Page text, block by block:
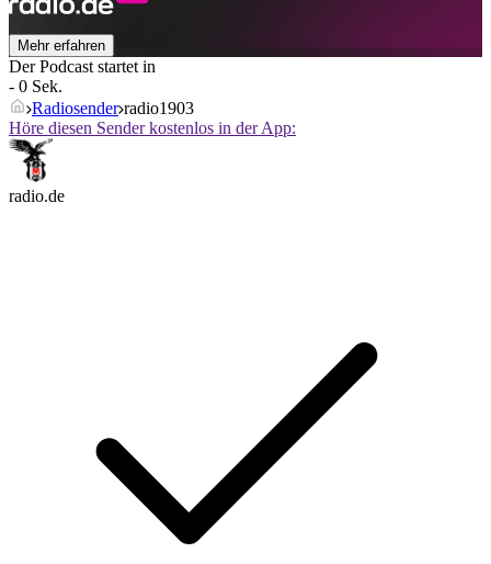
Mehr erfahren
Der Podcast startet in
- 0 Sek.
Radiosender radio1903
Höre diesen Sender kostenlos in der App:
radio.de